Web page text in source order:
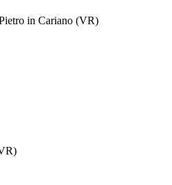
in Cariano (VR)